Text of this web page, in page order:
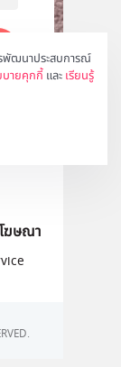
พัฒนาประสบการณ์
บายคุกกี้ และ เรียนรู้
ฆษณา